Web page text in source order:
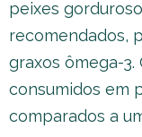
peixes
recomendados,
graxos ômega-3.
consumidos em
comparados a